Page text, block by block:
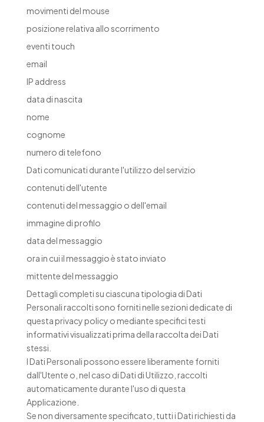
movimenti del mouse
posizione relativa allo scorrimento
eventi touch
email
IP address
data di nascita
nome
cognome
numero di telefono
Dati comunicati durante l'utilizzo del servizio
contenuti dell'utente
contenuti del messaggio o dell'email
immagine di profilo
data del messaggio
ora in cui il messaggio è stato inviato
mittente del messaggio
Dettagli completi su ciascuna tipologia di Dati
Personali raccolti sono forniti nelle sezioni dedicate di
questa privacy policy o mediante specifici testi
informativi visualizzati prima della raccolta dei Dati
stessi.
I Dati Personali possono essere liberamente forniti
dall'Utente o, nel caso di Dati di Utilizzo, raccolti
automaticamente durante l'uso di questa
Applicazione.
Se non diversamente specificato, tutti i Dati richiesti da